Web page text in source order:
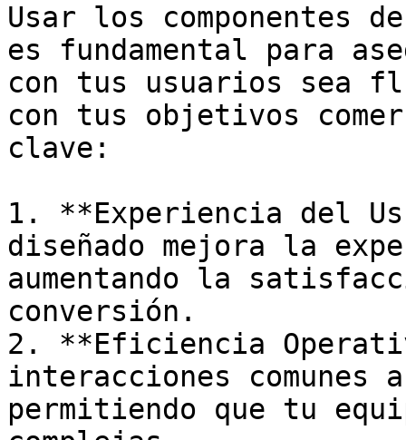
Usar los componentes
es fundamental para
con tus usuarios sea
con tus objetivos
clave:
1. **Experiencia del
diseñado mejora la
aumentando la
conversión.
2. **Eficiencia
interacciones comunes
permitiendo que tu